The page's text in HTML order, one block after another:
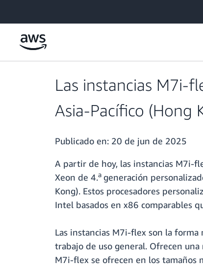
Las instancias M7i-
Asia-Pacífico (Hong
Publicado en: 20 de jun de 2025
A partir de hoy, las instancias M7i-
Xeon de 4.a generación
Kong). Estos procesadores
Intel basados en x86 comparables
Las instancias M7i-flex son la
trabajo de uso general. Ofrecen
M7i-flex se ofrecen en los tamaños